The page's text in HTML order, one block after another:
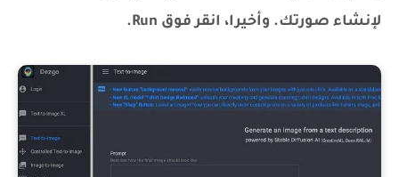
لإنشاء صورتك. وأخيرا، انقر فوق Run.